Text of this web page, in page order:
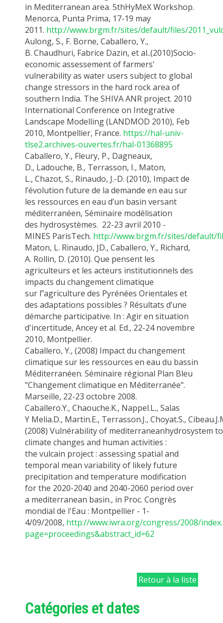
in Mediterranean area. 5thHyMeXWorkshop.
Menorca, Punta Prima, 17-19 may
2011. http://www.brgm.fr/sites/default/files/
Aulong, S., F. Borne, Caballero, Y.,
B. Chaudhuri, Fabrice Dazin, etal..(2010)Socio-
economicassessementof farmers'
vulnerability as water users subject to global
change stressors in the hard rock area of
southern India. The SHIVA ANR project. 2010
International Conference on Integrative
Landscape Modelling (LANDMOD 2010), Feb
2010, Montpellier, France. https://hal-univ-
tlse2.archives-ouvertes.fr/hal-01368895
Caballero, Y., Fleury, P., Dagneaux,
D., Ladouche, B., Terrasson, I., Maton,
L., Chazot, S., Rinaudo, J.-D. (2010), Impact de
l’évolution future de la demande en eau sur
les ressources en eau d’un basin versant
méditerranéen, Séminaire modélisation
des hydrosystèmes. 22-23 avril 2010 -
MINES ParisTech. http://www.brgm.fr/sites/default/
Maton, L. Rinaudo, JD., Caballero, Y., Richard,
A. Rollin, D. (2010). Que pensent les
agriculteurs et les acteurs institutionnels des
impacts du changement climatique
sur l‟agriculture des Pyrénées Orientales et
des adaptations possibles ? Résultats d’une
démarche participative. In : Agir en situation
d'incertitude, Anceyet al. Ed., 22-24 novembre
2010, Montpellier.
Caballero, Y., (2008) Impact du changement
climatique sur les ressources en eau du bassin
Méditerranéen. Séminaire régional Plan Bleu
"Changement climatique en Méditerranée".
Marseille, 22-23 octobre 2008.
Caballero.Y., Chaouche.K., Nappel.L., Salas
Y Melia.D., Martin.E., Terrasson.J., Choyat.S.,
(2008) Vulnérabilityof mediterraneanhydrosystem to
climate changes and human activities :
the vulcain project : assessing spatial and
temporal mean variability of likely future
precipitation and temperature modification
for the 2020-2040 and 2040-2060 period over
a mediterranean basin., in Proc. Congrès
mondial de l'Eau : Montpellier - 1-
4/09/2008, http://www.iwra.org/congress/2008/
page=proceedings&abstract_id=62
Retour à la liste
Catégories et dates